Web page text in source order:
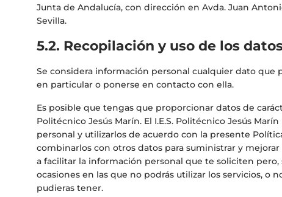
Junta de Andalucía, con dirección en Avda. Juan
Sevilla.
5.2. Recopilación y uso de los
Se considera información personal cualquier dato que
en particular o ponerse en contacto con ella.
Es posible que tengas que proporcionar datos de
Politécnico Jesús Marín. El I.E.S. Politécnico Jesús
personal y utilizarlos de acuerdo con la presente
combinarlos con otros datos para suministrar y
a facilitar la información personal que te soliciten
ocasiones en las que no podrás utilizar los servicios, o
pudieras tener.